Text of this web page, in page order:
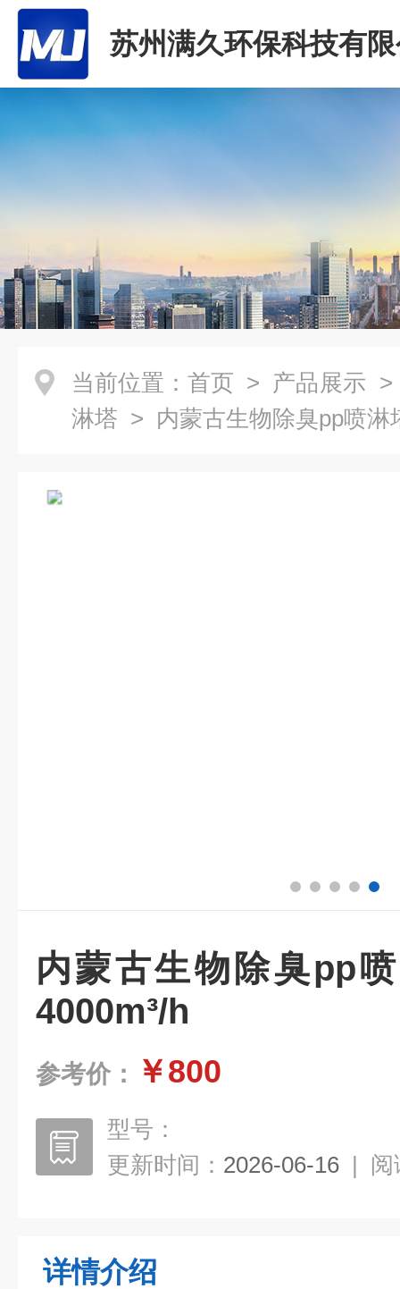
苏州满久环保科技有
当前位置： 首页 > 产品展示
淋塔 > 内蒙古生物除臭pp喷淋
内蒙古生物除臭pp
4000m³/h
参考价： ￥800
型号：
更新时间： 2026-06-16 | 阅
详情介绍